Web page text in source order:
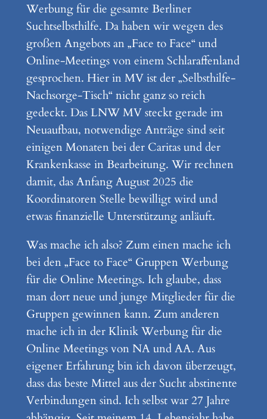
Werbung für die gesamte Berliner
Suchtselbsthilfe. Da haben wir wegen des
großen Angebots an „Face to Face“ und
Online-Meetings von einem Schlaraffenland
gesprochen. Hier in MV ist der „Selbsthilfe-
Nachsorge-Tisch“ nicht ganz so reich
gedeckt. Das LNW MV steckt gerade im
Neuaufbau, notwendige Anträge sind seit
einigen Monaten bei der Caritas und der
Krankenkasse in Bearbeitung. Wir rechnen
damit, das Anfang August 2025 die
Koordinatoren Stelle bewilligt wird und
etwas finanzielle Unterstützung anläuft.
Was mache ich also? Zum einen mache ich
bei den „Face to Face“ Gruppen Werbung
für die Online Meetings. Ich glaube, dass
man dort neue und junge Mitglieder für die
Gruppen gewinnen kann. Zum anderen
mache ich in der Klinik Werbung für die
Online Meetings von NA und AA. Aus
eigener Erfahrung bin ich davon überzeugt,
dass das beste Mittel aus der Sucht abstinente
Verbindungen sind. Ich selbst war 27 Jahre